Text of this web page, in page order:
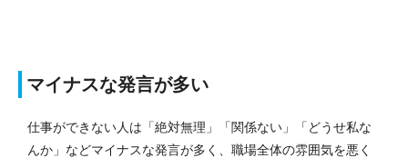
マイナスな発言が多い
仕事ができない人は「絶対無理」「関係ない」「どうせ私な
んか」などマイナスな発言が多く、職場全体の雰囲気を悪く